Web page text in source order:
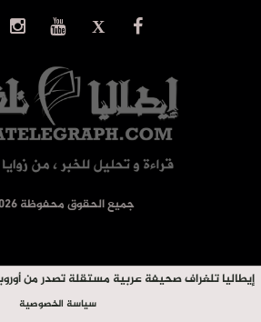
© جميع الحقوق محفوظة 2026
إيطاليا تلغراف صحيفة عربية مستقلة تصدر من
سياسة الخصوصية